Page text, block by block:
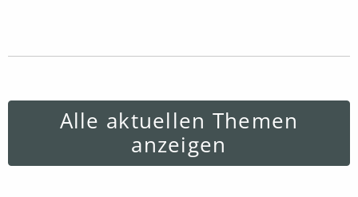
Alle aktuellen Themen
anzeigen